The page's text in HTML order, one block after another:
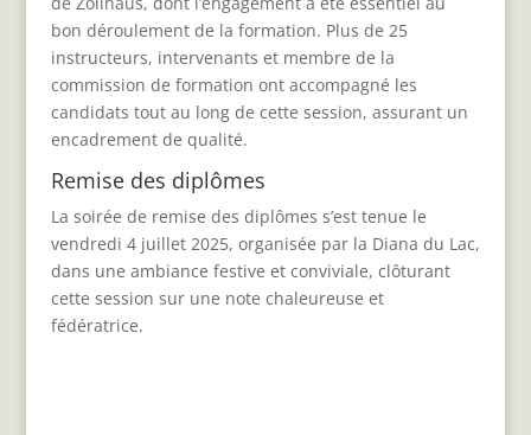
bon déroulement de la formation. Plus de 25
instructeurs, intervenants et membre de la
commission de formation ont accompagné les
candidats tout au long de cette session, assurant un
encadrement de qualité.
Remise des diplômes
La soirée de remise des diplômes s’est tenue le
vendredi 4 juillet 2025, organisée par la Diana du Lac,
dans une ambiance festive et conviviale, clôturant
cette session sur une note chaleureuse et
fédératrice.